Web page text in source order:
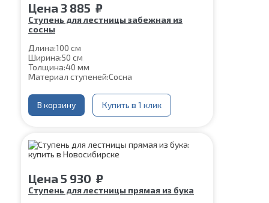
Цена 3 885 ₽
Ступень для лестницы забежная из
сосны
Длина:100 см
Ширина:50 см
Толщина:40 мм
Материал ступеней:Сосна
В корзину Купить в 1 клик
Цена 5 930 ₽
Ступень для лестницы прямая из бука